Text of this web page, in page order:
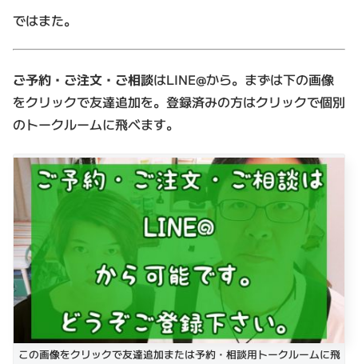
ではまた。
ご予約・ご注文・ご相談はLINE@から。まずは下の画像
をクリックで友達追加を。登録済みの方はクリックで個別
のトークルームに飛べます。
この画像をクリックで友達追加または予約・相談用トークルームに飛